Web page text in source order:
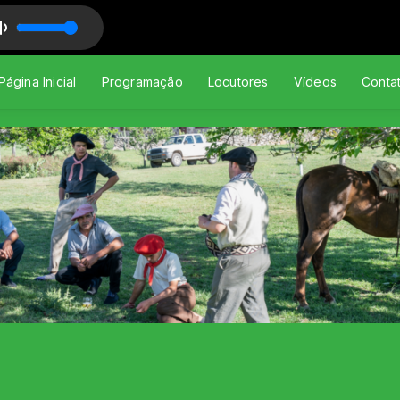
Gaúcha
fandango
Inicial Programação Locutores Vídeos